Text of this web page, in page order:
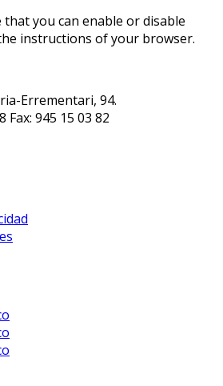
you can enable or disable
instructions of your browser.
Errementari, 94.
Fax: 945 15 03 82